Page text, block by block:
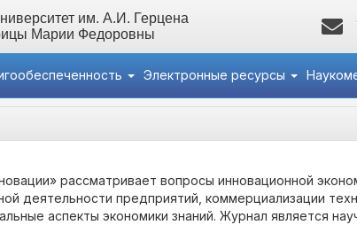
им. А.И. Герцена
Марии Федоровны
Электронные ресурсы
рассматривает вопросы инновационной
деятельности предприятий, коммерциализации
аспекты экономики знаний. Журнал является